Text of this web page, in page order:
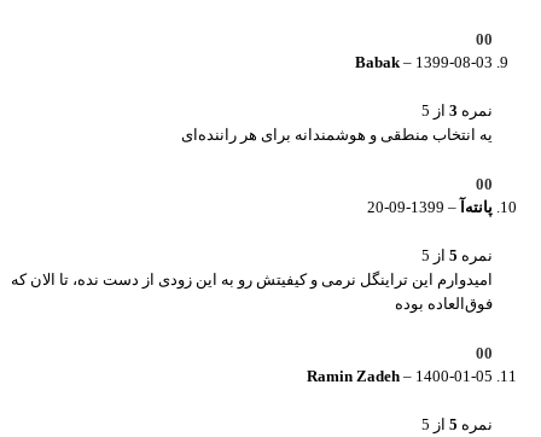
0
0
Babak – 1399-08-03
نمره 3 از 5
یه انتخاب منطقی و هوشمندانه برای هر راننده‌ای
0
0
پانته‌آ–
1399-09-20
نمره 5 از 5
امیدوارم این تراینگل نرمی و کیفیتش رو به این زودی از دست نده، تا الان که
فوق‌العاده بوده
0
0
Ramin Zadeh – 1400-01-05
نمره 5 از 5